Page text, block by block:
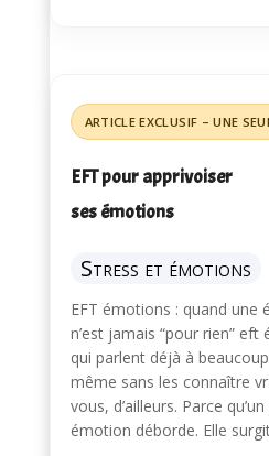
EFT pour apprivoiser
ses émotions
Stress et émotions
EFT émotions : quand une
n’est jamais “pour rien”
qui parlent déjà à
même sans les connaître
vous, d’ailleurs. Parce
émotion déborde. Elle